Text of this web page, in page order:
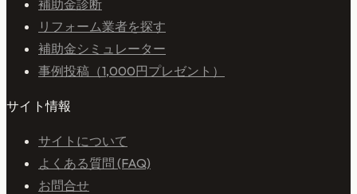
補助金診断
リフォーム業者を探す
補助金シミュレーター
事例投稿（1,000円プレゼント）
サイト情報
サイトについて
よくある質問 (FAQ)
お問合せ